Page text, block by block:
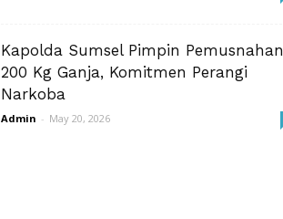
Kapolda Sumsel Pimpin Pemusnahan
200 Kg Ganja, Komitmen Perangi
Narkoba
Admin - May 20, 2026